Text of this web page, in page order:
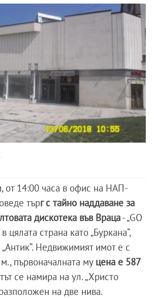
от 14:00 часа в офис на НАП-
търг с тайно наддаване за
дискотека във Враца- „GO
цялата страна като „Буркана“,
Недвижимият имот е с
първоначалната му цена е 587
се намира на ул. „Христо
на две нива.